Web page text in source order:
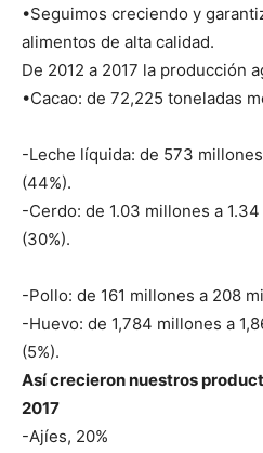
•Seguimos creciendo y
alimentos de alta calidad.
De 2012 a 2017 la producción
•Cacao: de 72,225 toneladas
-Leche líquida: de 573
(44%).
-Cerdo: de 1.03 millones a
(30%).
-Pollo: de 161 millones a 208
-Huevo: de 1,784 millones a
(5%).
Así crecieron nuestros
2017
-Ajíes, 20%